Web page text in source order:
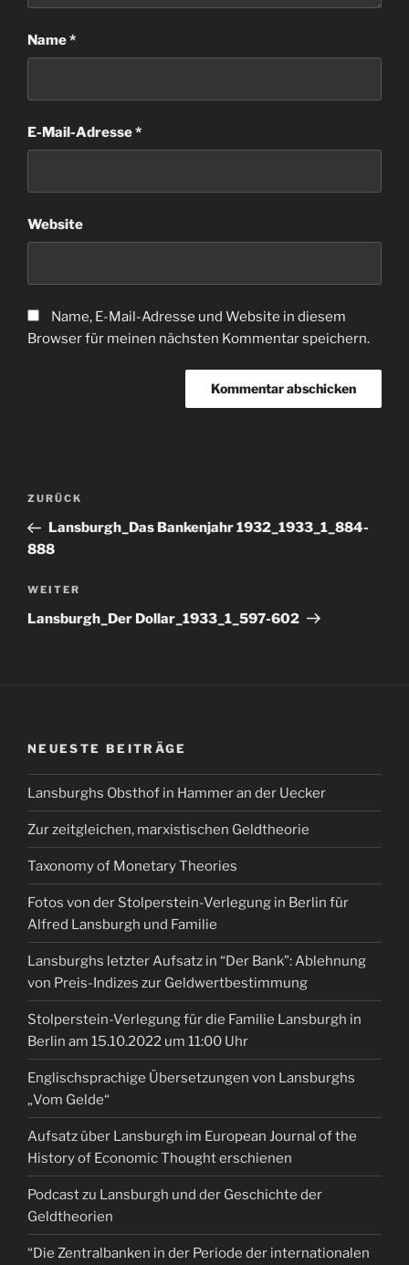
Name*
E-Mail-Adresse*
Website
Name, E-Mail-Adresse und Website in diesem
Browser für meinen nächsten Kommentar speichern.
Beitragsnavigation
Vorheriger
Beitrag
ZURÜCK
Lansburgh_Das Bankenjahr 1932_1933_1_884-
888
Nächster
Beitrag
WEITER
Lansburgh_Der Dollar_1933_1_597-602
NEUESTE BEITRÄGE
Lansburghs Obsthof in Hammer an der Uecker
Zur zeitgleichen, marxistischen Geldtheorie
Taxonomy of Monetary Theories
Fotos von der Stolperstein-Verlegung in Berlin für
Alfred Lansburgh und Familie
Lansburghs letzter Aufsatz in “Der Bank”: Ablehnung
von Preis-Indizes zur Geldwertbestimmung
Stolperstein-Verlegung für die Familie Lansburgh in
Berlin am 15.10.2022 um 11:00 Uhr
Englischsprachige Übersetzungen von Lansburghs
„Vom Gelde“
Aufsatz über Lansburgh im European Journal of the
History of Economic Thought erschienen
Podcast zu Lansburgh und der Geschichte der
Geldtheorien
“Die Zentralbanken in der Periode der internationalen